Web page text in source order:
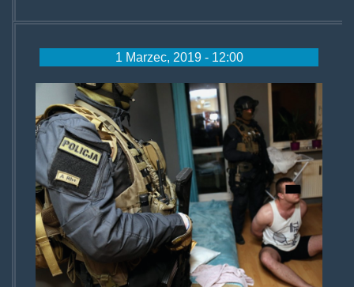
1 Marzec, 2019 - 12:00
27kiloamfy010319.jpg